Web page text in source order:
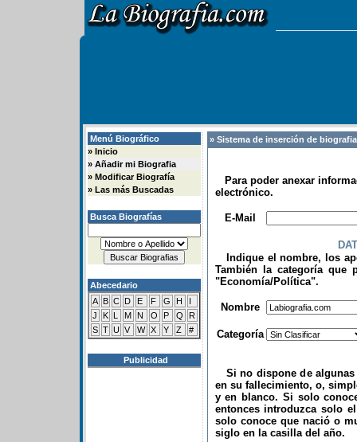
Menú Biográfico
» Inicio
» Añadir mi Biografia
» Modificar Biografía
» Las más Buscadas
Busca Biografías
Abecedario
A B C D E F G H
I
J
K L M N O P Q
R
S T U V W X Y Z #
Publicidad
» Sistema de inserción de
Para poder anexar
electrónico.
E-Mail
Indique el nombre, los
También la categoría que
"Economía/Política".
Nombre
Categoría
Si no dispone de algunas
en su fallecimiento, o,
y en blanco. Si solo
entonces introduzca solo
solo conoce que nació o
siglo en la casilla del año.